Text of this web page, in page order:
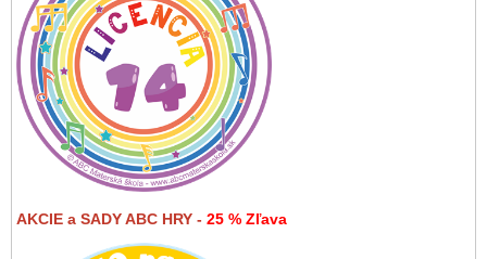
AKCIE a SADY ABC HRY - 25 % Zľava